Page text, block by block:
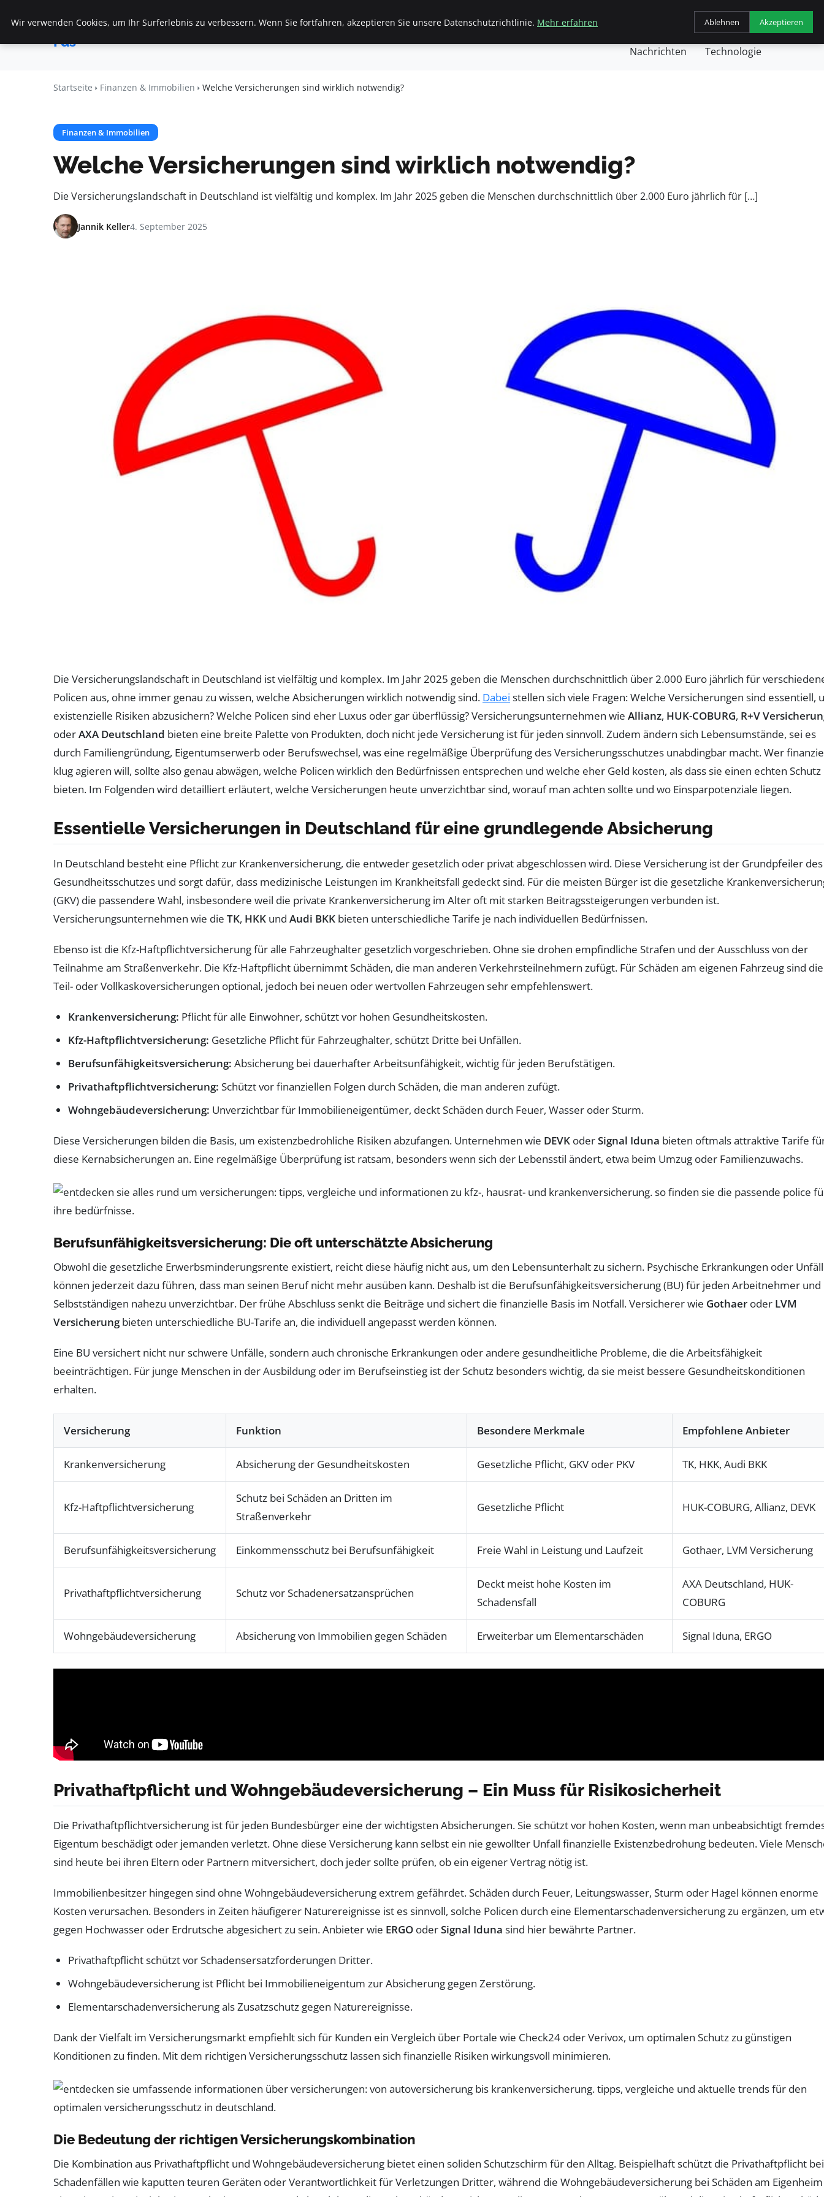
Veranstaltungen
Fds
Startseite Finanzen & Immobilien Frauen / Mode General Geschäft Gesundheit Nachricht
Nachrichten Technologie
Startseite Finanzen & Immobilien Welche Versicherungen sind wirklich notwendig?
Finanzen & Immobilien
Welche Versicherungen sind wirklich notwendig?
Die Versicherungslandschaft in Deutschland ist vielfältig und komplex. Im Jahr 2025 geben die Menschen durchschnittlich über 2.000 Euro jährlich für […]
Jannik Keller4. September 2025
Die Versicherungslandschaft in Deutschland ist vielfältig und komplex. Im Jahr 2025 geben die Menschen durchschnittlich über 2.000 Euro jährlich für
Policen aus, ohne immer genau zu wissen, welche Absicherungen wirklich notwendig sind. Dabei stellen sich viele Fragen: Welche Versicherungen sind essentiell,
existenzielle Risiken abzusichern? Welche Policen sind eher Luxus oder gar überflüssig? Versicherungsunternehmen wie Allianz, HUK-COBURG, R+V
oderAXA Deutschland bieten eine breite Palette von Produkten, doch nicht jede Versicherung ist für jeden sinnvoll. Zudem ändern sich Lebensumstände, sei es
durch Familiengründung, Eigentumserwerb oder Berufswechsel, was eine regelmäßige Überprüfung des Versicherungsschutzes unabdingbar macht. Wer
klug agieren will, sollte also genau abwägen, welche Policen wirklich den Bedürfnissen entsprechen und welche eher Geld kosten, als dass sie einen echten Schutz
bieten. Im Folgenden wird detailliert erläutert, welche Versicherungen heute unverzichtbar sind, worauf man achten sollte und wo Einsparpotenziale liegen.
Essentielle Versicherungen in Deutschland für eine grundlegende Absicherung
In Deutschland besteht eine Pflicht zur Krankenversicherung, die entweder gesetzlich oder privat abgeschlossen wird. Diese Versicherung ist der Grundpfeiler des
Gesundheitsschutzes und sorgt dafür, dass medizinische Leistungen im Krankheitsfall gedeckt sind. Für die meisten Bürger ist die gesetzliche
(GKV) die passendere Wahl, insbesondere weil die private Krankenversicherung im Alter oft mit starken Beitragssteigerungen verbunden ist.
Versicherungsunternehmen wie die TK, HKK und Audi BKK bieten unterschiedliche Tarife je nach individuellen Bedürfnissen.
Ebenso ist die Kfz-Haftpflichtversicherung für alle Fahrzeughalter gesetzlich vorgeschrieben. Ohne sie drohen empfindliche Strafen und der Ausschluss von der
Teilnahme am Straßenverkehr. Die Kfz-Haftpflicht übernimmt Schäden, die man anderen Verkehrsteilnehmern zufügt. Für Schäden am eigenen Fahrzeug sind die
Teil- oder Vollkaskoversicherungen optional, jedoch bei neuen oder wertvollen Fahrzeugen sehr empfehlenswert.
Krankenversicherung: Pflicht für alle Einwohner, schützt vor hohen Gesundheitskosten.
Kfz-Haftpflichtversicherung: Gesetzliche Pflicht für Fahrzeughalter, schützt Dritte bei Unfällen.
Berufsunfähigkeitsversicherung: Absicherung bei dauerhafter Arbeitsunfähigkeit, wichtig für jeden Berufstätigen.
Privathaftpflichtversicherung: Schützt vor finanziellen Folgen durch Schäden, die man anderen zufügt.
Wohngebäudeversicherung: Unverzichtbar für Immobilieneigentümer, deckt Schäden durch Feuer, Wasser oder Sturm.
Diese Versicherungen bilden die Basis, um existenzbedrohliche Risiken abzufangen. Unternehmen wie DEVK oderSignal Iduna bieten oftmals attraktive Tarife
diese Kernabsicherungen an. Eine regelmäßige Überprüfung ist ratsam, besonders wenn sich der Lebensstil ändert, etwa beim Umzug oder Familienzuwachs.
Berufsunfähigkeitsversicherung: Die oft unterschätzte Absicherung
Obwohl die gesetzliche Erwerbsminderungsrente existiert, reicht diese häufig nicht aus, um den Lebensunterhalt zu sichern. Psychische Erkrankungen oder
können jederzeit dazu führen, dass man seinen Beruf nicht mehr ausüben kann. Deshalb ist die Berufsunfähigkeitsversicherung (BU) für jeden Arbeitnehmer und
Selbstständigen nahezu unverzichtbar. Der frühe Abschluss senkt die Beiträge und sichert die finanzielle Basis im Notfall. Versicherer wie Gothaer oder LVM
Versicherungbieten unterschiedliche BU-Tarife an, die individuell angepasst werden können.
Eine BU versichert nicht nur schwere Unfälle, sondern auch chronische Erkrankungen oder andere gesundheitliche Probleme, die die Arbeitsfähigkeit
beeinträchtigen. Für junge Menschen in der Ausbildung oder im Berufseinstieg ist der Schutz besonders wichtig, da sie meist bessere Gesundheitskonditionen
erhalten.
Versicherung Funktion Besondere Merkmale Empfohlene Anbieter
Krankenversicherung Absicherung der Gesundheitskosten Gesetzliche Pflicht, GKV oder PKV TK, HKK, Audi BKK
Kfz-Haftpflichtversicherung
Schutz bei Schäden an Dritten im
Straßenverkehr
Gesetzliche Pflicht HUK-COBURG, Allianz, DEVK
Berufsunfähigkeitsversicherung Einkommensschutz bei Berufsunfähigkeit Freie Wahl in Leistung und Laufzeit Gothaer, LVM Versicherung
Privathaftpflichtversicherung Schutz vor Schadenersatzansprüchen
Deckt meist hohe Kosten im
Schadensfall
AXA Deutschland, HUK-
COBURG
Wohngebäudeversicherung Absicherung von Immobilien gegen Schäden Erweiterbar um Elementarschäden Signal Iduna, ERGO
Privathaftpflicht und Wohngebäudeversicherung – Ein Muss für Risikosicherheit
Die Privathaftpflichtversicherung ist für jeden Bundesbürger eine der wichtigsten Absicherungen. Sie schützt vor hohen Kosten, wenn man unbeabsichtigt
Eigentum beschädigt oder jemanden verletzt. Ohne diese Versicherung kann selbst ein nie gewollter Unfall finanzielle Existenzbedrohung bedeuten. Viele
sind heute bei ihren Eltern oder Partnern mitversichert, doch jeder sollte prüfen, ob ein eigener Vertrag nötig ist.
Immobilienbesitzer hingegen sind ohne Wohngebäudeversicherung extrem gefährdet. Schäden durch Feuer, Leitungswasser, Sturm oder Hagel können enorme
Kosten verursachen. Besonders in Zeiten häufigerer Naturereignisse ist es sinnvoll, solche Policen durch eine Elementarschadenversicherung zu ergänzen, um
gegen Hochwasser oder Erdrutsche abgesichert zu sein. Anbieter wie ERGO oderSignal Iduna sind hier bewährte Partner.
Privathaftpflicht schützt vor Schadensersatzforderungen Dritter.
Wohngebäudeversicherung ist Pflicht bei Immobilieneigentum zur Absicherung gegen Zerstörung.
Elementarschadenversicherung als Zusatzschutz gegen Naturereignisse.
Dank der Vielfalt im Versicherungsmarkt empfiehlt sich für Kunden ein Vergleich über Portale wie Check24 oder Verivox, um optimalen Schutz zu günstigen
Konditionen zu finden. Mit dem richtigen Versicherungsschutz lassen sich finanzielle Risiken wirkungsvoll minimieren.
Die Bedeutung der richtigen Versicherungskombination
Die Kombination aus Privathaftpflicht und Wohngebäudeversicherung bietet einen soliden Schutzschirm für den Alltag. Beispielhaft schützt die Privathaftpflicht bei
Schadenfällen wie kaputten teuren Geräten oder Verantwortlichkeit für Verletzungen Dritter, während die Wohngebäudeversicherung bei Schäden am Eigenheim
Wir verwenden Cookies, um Ihr Surferlebnis zu verbessern. Wenn Sie fortfahren, akzeptieren Sie unsere Datenschutzrichtlinie. Mehr erfahren Ablehnen Akzeptieren